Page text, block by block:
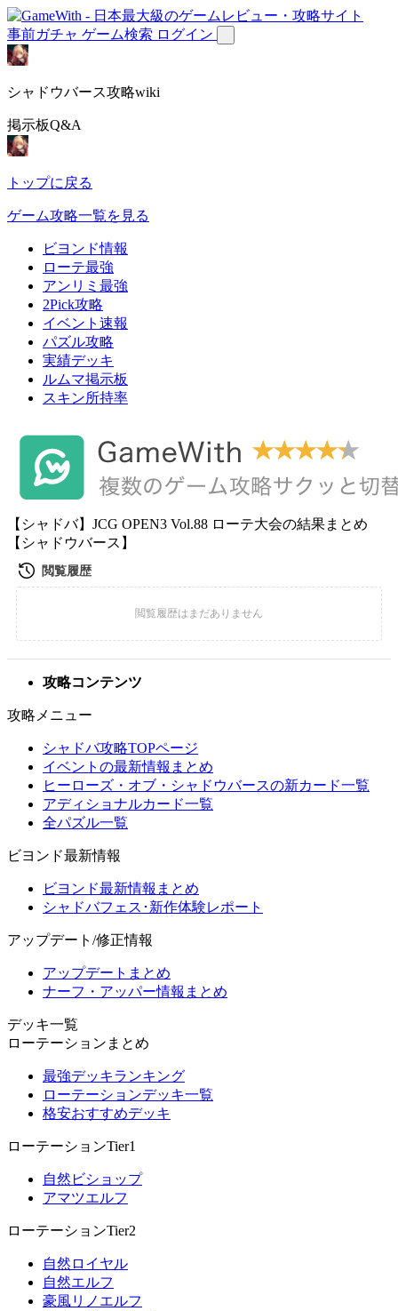
事前ガチャ ゲーム検索 ログイン
シャドウバース攻略wiki
掲示板Q&A
トップに戻る
ゲーム攻略一覧を見る
ビヨンド情報
ローテ最強
アンリミ最強
2Pick攻略
イベント速報
パズル攻略
実績デッキ
ルムマ掲示板
スキン所持率
【シャドバ】JCG OPEN3 Vol.88 ローテ大会の結果まとめ
【シャドウバース】
攻略コンテンツ
攻略メニュー
シャドバ攻略TOPページ
イベントの最新情報まとめ
ヒーローズ・オブ・シャドウバースの新カード一覧
アディショナルカード一覧
全パズル一覧
ビヨンド最新情報
ビヨンド最新情報まとめ
シャドバフェス･新作体験レポート
アップデート/修正情報
アップデートまとめ
ナーフ・アッパー情報まとめ
デッキ一覧
ローテーションまとめ
最強デッキランキング
ローテーションデッキ一覧
格安おすすめデッキ
ローテーションTier1
自然ビショップ
アマツエルフ
ローテーションTier2
自然ロイヤル
自然エルフ
豪風リノエルフ